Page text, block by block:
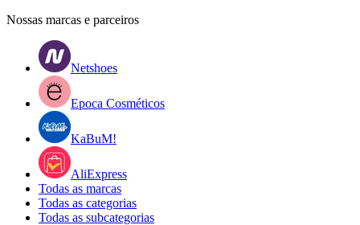
Nossas marcas e parceiros
Netshoes
Epoca Cosméticos
KaBuM!
AliExpress
Todas as marcas
Todas as categorias
Todas as subcategorias